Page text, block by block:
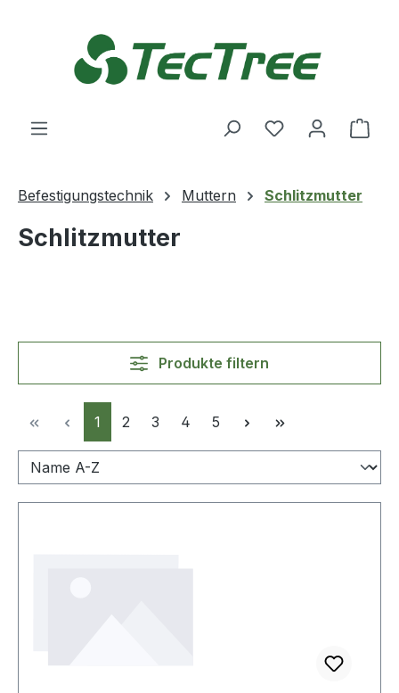
Du hast 0
Befestigungstechnik Muttern Schlitzmutter
Schlitzmutter
Produkte filtern
Seite
1 Seite
2 Seite
3 Seite
4 Seite
5